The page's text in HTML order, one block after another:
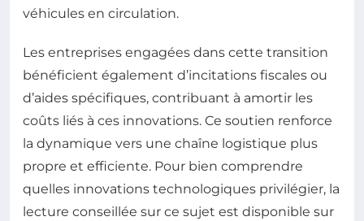
véhicules en circulation.
Les entreprises engagées dans cette transition
bénéficient également d’incitations fiscales ou
d’aides spécifiques, contribuant à amortir les
coûts liés à ces innovations. Ce soutien renforce
la dynamique vers une chaîne logistique plus
propre et efficiente. Pour bien comprendre
quelles innovations technologiques privilégier, la
lecture conseillée sur ce sujet est disponible sur